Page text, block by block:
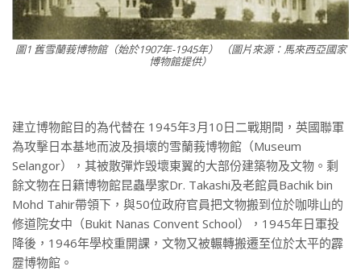
圖1 舊雪蘭莪博物館（始於1907年-1945年） （圖片來源：馬來西亞國家
博物館提供）
建立博物館目的為代替在 1945年3月10日二戰期間，英國聯軍
為攻擊日本基地而波及損壞的雪蘭莪博物館（Museum
Selangor），其被散彈炸毁壞東翼的大部份建築物及文物。剩
餘文物在日籍博物館昆蟲學家Dr. Takashi及老館員Bachik bin
Mohd Tahir帶領下，與50位政府官員把文物搬到位於咖啡山的
修道院女中（Bukit Nanas Convent School），1945年日軍投
降後，1946年學校重開課，文物又被輾轉搬遷至位於太平的霹
靂博物館。